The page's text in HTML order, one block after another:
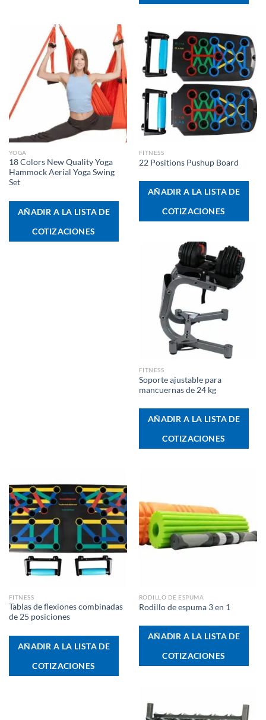
YOGA
18 Colors New Quality Yoga
Hammock Aerial Yoga Swing
Set
AÑADIR A LA LISTA DE
COTIZACIONES
FITNESS
22 Positions Pushup Board
AÑADIR A LA LISTA DE
COTIZACIONES
FITNESS
Soporte ajustable para
mancuernas de 24 kg
AÑADIR A LA LISTA DE
COTIZACIONES
FITNESS
Tablas de flexiones combinadas
de 25 posiciones
AÑADIR A LA LISTA DE
COTIZACIONES
RODILLO DE ESPUMA
Rodillo de espuma 3 en 1
AÑADIR A LA LISTA DE
COTIZACIONES